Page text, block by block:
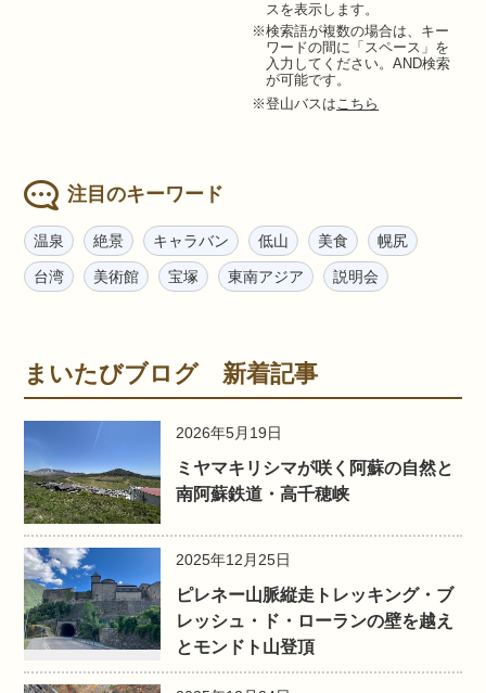
スを表示します。
※検索語が複数の場合は、キー
ワードの間に「スペース」を
入力してください。AND検索
が可能です。
※登山バスはこちら
注目のキーワード
温泉 絶景 キャラバン 低山 美食 幌尻
台湾 美術館 宝塚 東南アジア 説明会
まいたびブログ 新着記事
2026年5月19日
ミヤマキリシマが咲く阿蘇の自然と
南阿蘇鉄道・高千穂峡
2025年12月25日
ピレネー山脈縦走トレッキング・ブ
レッシュ・ド・ローランの壁を越え
とモンドト山登頂